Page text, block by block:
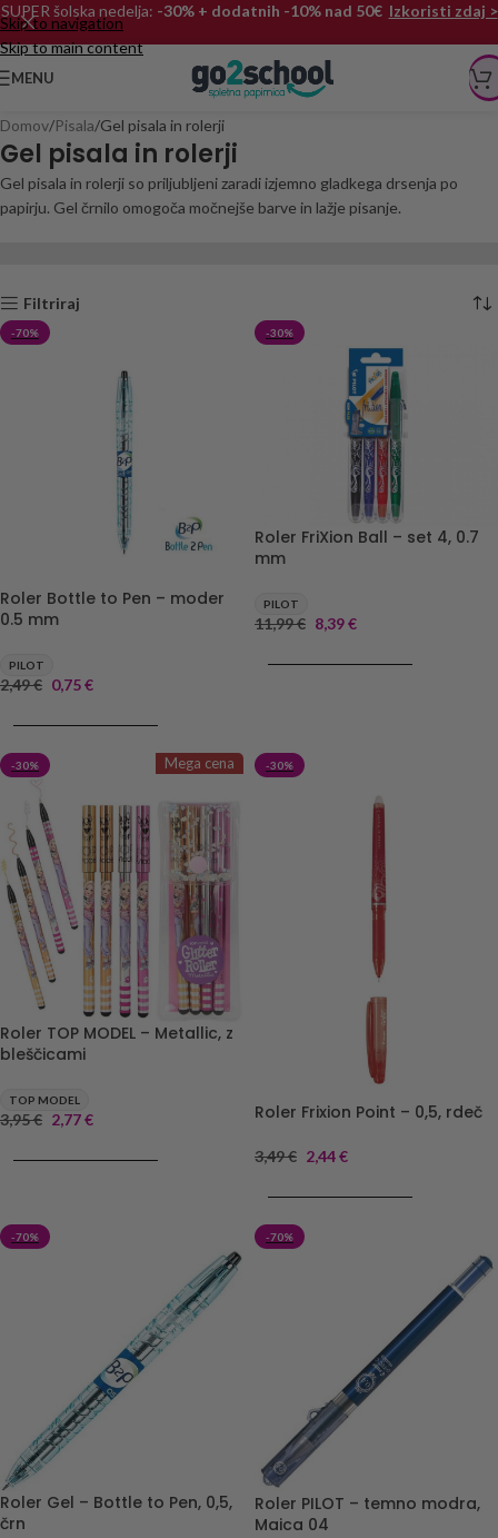
Skip to navigation
Skip to main content
SUPER šolska nedelja: -30% + dodatnih -10% nad 50€ Izkoristi zdaj >
MENU
Domov Pisala Gel pisala in rolerji
Gel pisala in rolerji
Gel pisala in rolerji so priljubljeni zaradi izjemno gladkega drsenja po
papirju. Gel črnilo omogoča močnejše barve in lažje pisanje.
Filtriraj
-70%
Roler Bottle to Pen – moder
0.5 mm
PILOT
2,49€ 0,75€
-30%
Roler FriXion Ball – set 4, 0.7
mm
PILOT
11,99€ 8,39€
-30% Mega cena
Roler TOP MODEL – Metallic, z
bleščicami
TOP MODEL
3,95€ 2,77€
-30%
Roler Frixion Point – 0,5, rdeč
3,49€ 2,44€
-70%
Roler Gel – Bottle to Pen, 0,5,
črn
-70%
Roler PILOT – temno modra,
Maica 04